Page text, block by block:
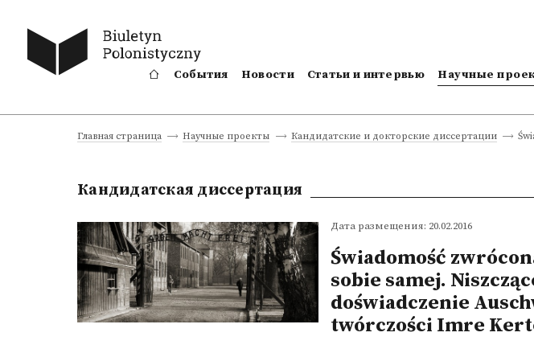
События Новости Статьи и интервью Научные
Главная страница Научные проекты Кандидатские и докторские диссертации
Кандидатская диссертация
Дата размещения: 20.02.2016
Świadomość
sobie samej.
doświadczenie
twórczości Imre